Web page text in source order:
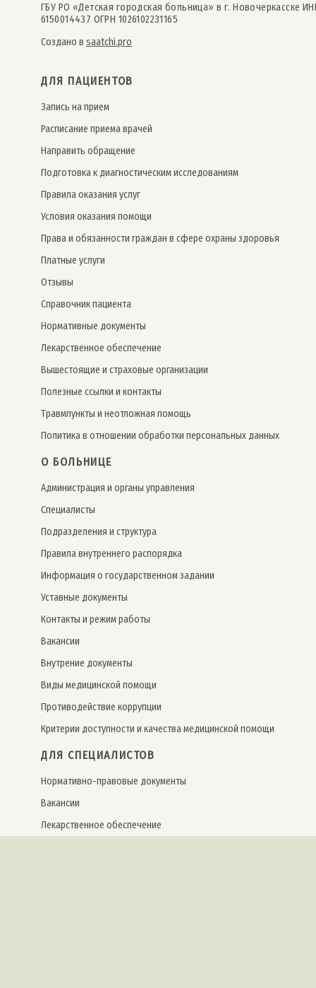
ГБУ РО «Детская городская больница» в г. Новочеркасске
6150014437 ОГРН 1026102231165
Создано в saatchi.pro
ДЛЯ ПАЦИЕНТОВ
Запись на прием
Расписание приема врачей
Направить обращение
Подготовка к диагностическим исследованиям
Правила оказания услуг
Условия оказания помощи
Права и обязанности граждан в сфере охраны здоровья
Платные услуги
Отзывы
Справочник пациента
Нормативные документы
Лекарственное обеспечение
Вышестоящие и страховые организации
Полезные ссылки и контакты
Травмпункты и неотложная помощь
Политика в отношении обработки персональных данных
О БОЛЬНИЦЕ
Администрация и органы управления
Специалисты
Подразделения и структура
Правила внутреннего распорядка
Информация о государственном задании
Уставные документы
Контакты и режим работы
Вакансии
Внутрение документы
Виды медицинской помощи
Противодействие коррупции
Критерии доступности и качества медицинской помощи
ДЛЯ СПЕЦИАЛИСТОВ
Нормативно-правовые документы
Вакансии
Лекарственное обеспечение